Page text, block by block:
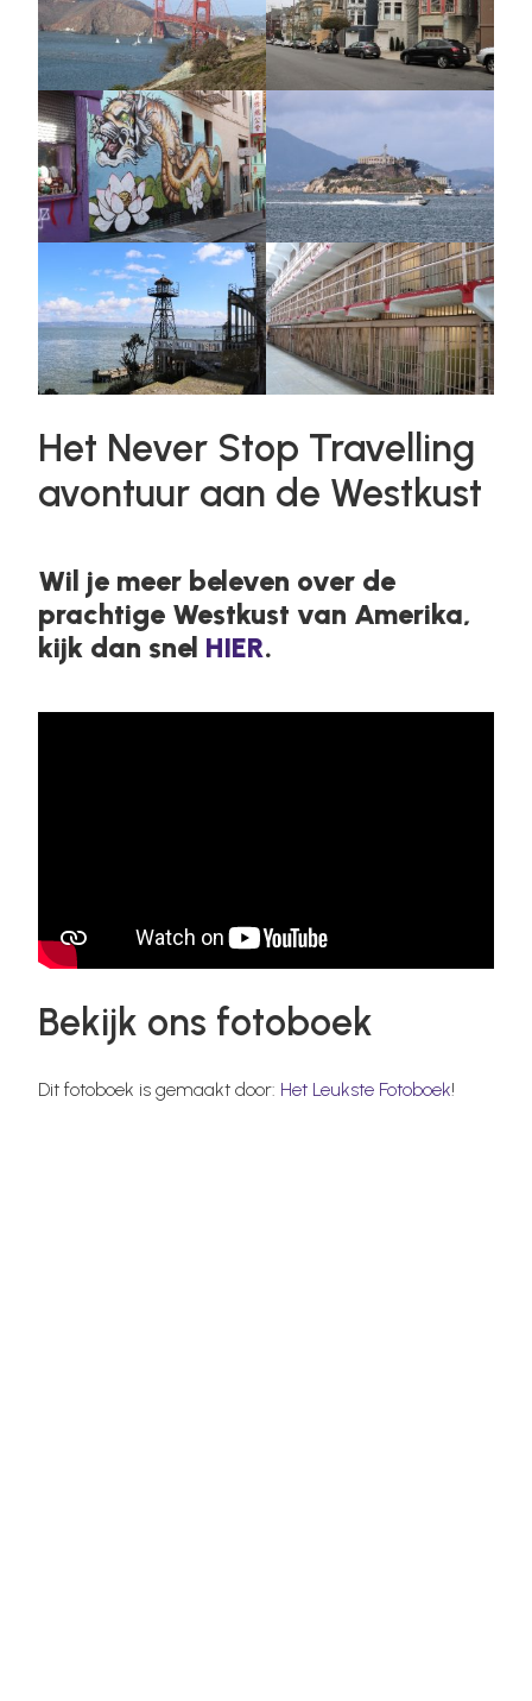
Het Never Stop Travelling
avontuur aan de Westkust
Wil je meer beleven over de
prachtige Westkust van Amerika,
kijk dan snel HIER.
Bekijk ons fotoboek
Dit fotoboek is gemaakt door: Het Leukste Fotoboek!